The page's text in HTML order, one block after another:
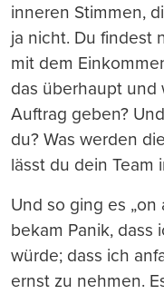
inneren Stimmen,
ja nicht. Du findest
mit dem
das überhaupt und
Auftrag geben?
du? Was werden
lässt du dein Team
Und so ging es „on
bekam Panik, dass
würde; dass ich
ernst zu nehmen.